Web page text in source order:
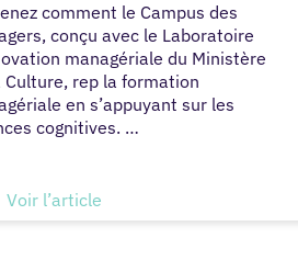
comment le Campus des
conçu avec le Laboratoire
managériale du Ministère
Culture, rep la formation
en s’appuyant sur les
cognitives. …
Voir l’article